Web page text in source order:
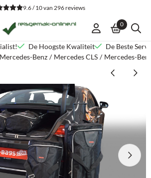
beschikbaar. Kies instellingen of sta alle
9.6 / 10van296reviews
0
De Hoogste Kwaliteit
De Beste
Mercedes-Benz / Mercedes CLS / Mercedes-